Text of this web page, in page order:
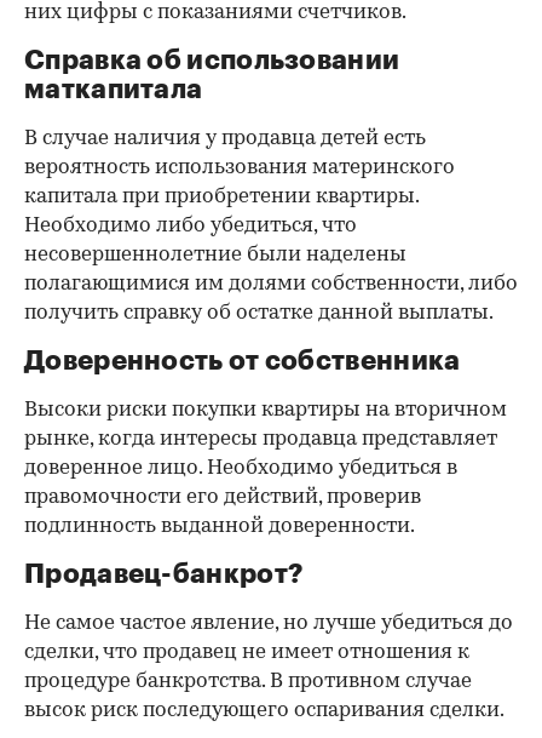
них цифры с показаниями счетчиков.
Справка об использовании
маткапитала
В случае наличия у продавца детей есть
вероятность использования материнского
капитала при приобретении квартиры.
Необходимо либо убедиться, что
несовершеннолетние были наделены
полагающимися им долями собственности, либо
получить справку об остатке данной выплаты.
Доверенность от собственника
Высоки риски покупки квартиры на вторичном
рынке, когда интересы продавца представляет
доверенное лицо. Необходимо убедиться в
правомочности его действий, проверив
подлинность выданной доверенности.
Продавец-банкрот?
Не самое частое явление, но лучше убедиться до
сделки, что продавец не имеет отношения к
процедуре банкротства. В противном случае
высок риск последующего оспаривания сделки.